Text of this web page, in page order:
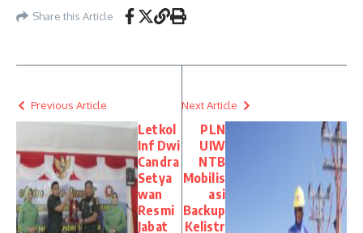
Share this Article
Previous Article
Letkol
Inf Dwi
Candra
Setya
wan
Resmi
Jabat
Next Article
PLN
UIW
NTB
Mobilis
asi
Backup
Kelistr